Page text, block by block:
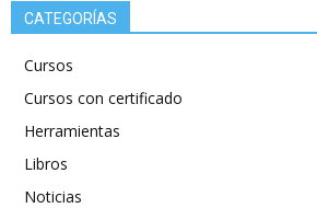
CATEGORÍAS
Cursos
Cursos con certificado
Herramientas
Libros
Noticias